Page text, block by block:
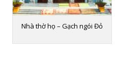
Nhà thờ họ – Gạch ngói Đỏ